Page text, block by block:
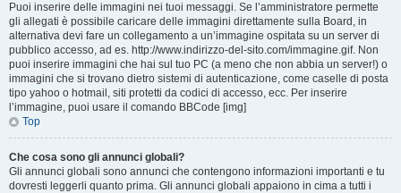
Puoi inserire delle immagini nei tuoi messaggi. Se l’amministratore permette
gli allegati è possibile caricare delle immagini direttamente sulla Board, in
alternativa devi fare un collegamento a un’immagine ospitata su un server di
pubblico accesso, ad es. http://www.indirizzo-del-sito.com/immagine.gif. Non
puoi inserire immagini che hai sul tuo PC (a meno che non abbia un server!) o
immagini che si trovano dietro sistemi di autenticazione, come caselle di posta
tipo yahoo o hotmail, siti protetti da codici di accesso, ecc. Per inserire
l’immagine, puoi usare il comando BBCode [img]
Top
Che cosa sono gli annunci globali?
Gli annunci globali sono annunci che contengono informazioni importanti e tu
dovresti leggerli quanto prima. Gli annunci globali appaiono in cima a tutti i